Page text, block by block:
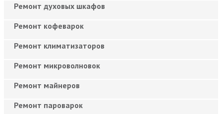
Ремонт духовых шкафов
Ремонт кофеварок
Ремонт климатизаторов
Ремонт микроволновок
Ремонт майнеров
Ремонт пароварок